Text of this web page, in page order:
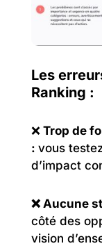
Les
Ranking :
❌Trop de
: vous
d’impact
❌ Aucune
côté des
vision